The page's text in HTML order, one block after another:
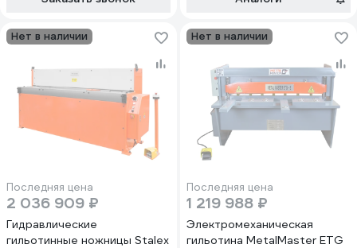
Нет в наличии
Последняя цена
2 036 909 ₽
Гидравлические
гильотинные ножницы Stalex
Нет в наличии
Последняя цена
1 219 988 ₽
Электромеханическая
гильотина MetalMaster ETG